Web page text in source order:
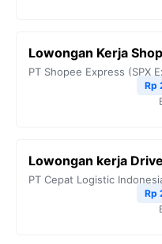
Lowongan Kerja
PT Shopee Express (SPX
Rp
Lowongan kerja
PT Cepat Logistic
Rp